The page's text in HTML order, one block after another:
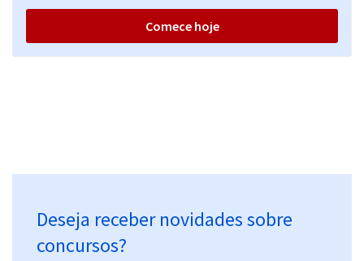
Comece hoje
Deseja receber novidades sobre
concursos?